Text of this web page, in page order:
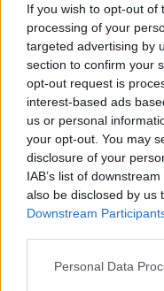
If you wish to opt-out of
processing of your
targeted advertising by
section to confirm your
opt-out request is
interest-based ads
us or personal
your opt-out. You may
disclosure of your
IAB’s list of
also be disclosed by us
Downstream
Personal Data
Σχολιάστε
... σχόλια |